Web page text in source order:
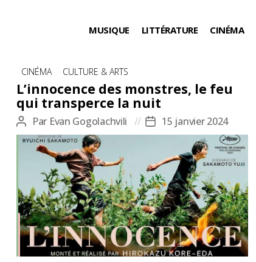
MUSIQUE LITTÉRATURE CINÉMA
Catégories
CINÉMA CULTURE & ARTS
L’innocence des monstres, le feu
qui transperce la nuit
Auteur
de
l’article
Par Evan Gogolachvili
Date
de
l’article
15 janvier 2024